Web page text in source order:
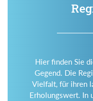
Hier finden Sie
Gegend. Die
Vielfalt, für ihren
Erholungswert. In